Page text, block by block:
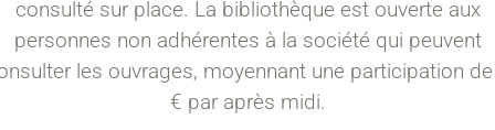
consulté sur place. La bibliothèque est ouverte aux
personnes non adhérentes à la société qui peuvent
les ouvrages, moyennant une participation
€ par après midi.